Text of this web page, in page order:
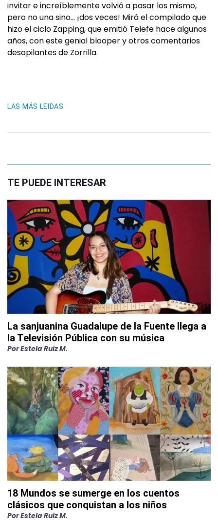
invitar e increíblemente volvió a pasar los mismo,
pero no una sino… ¡dos veces! Mirá el compilado que
hizo el ciclo Zapping, que emitió Telefe hace algunos
años, con este genial blooper y otros comentarios
desopilantes de Zorrilla.
LAS MÁS LEIDAS
TE PUEDE INTERESAR
La sanjuanina Guadalupe de la Fuente llega a
la Televisión Pública con su música
PorEstela Ruiz M.
18 Mundos se sumerge en los cuentos
clásicos que conquistan a los niños
PorEstela Ruiz M.